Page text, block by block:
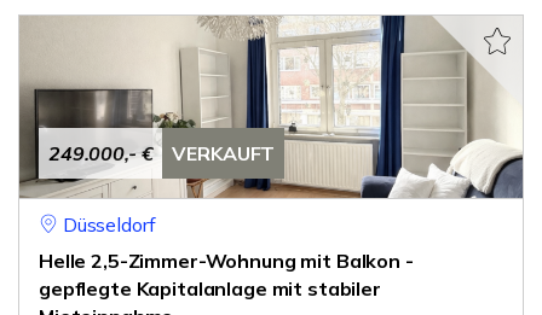
249.000,- € VERKAUFT
Düsseldorf
Helle 2,5-Zimmer-Wohnung mit Balkon -
gepflegte Kapitalanlage mit stabiler